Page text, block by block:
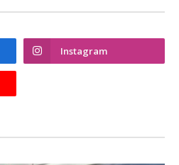
Instagram